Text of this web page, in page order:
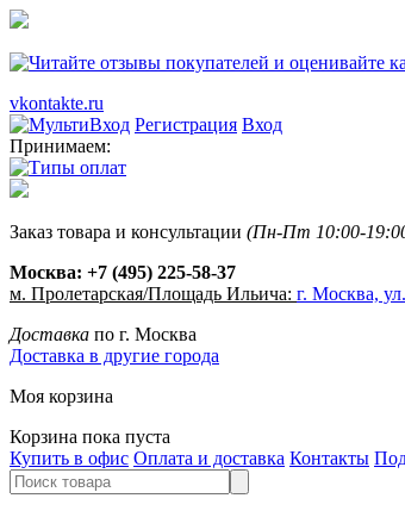
vkontakte.ru
Регистрация Вход
Принимаем:
Заказ товара и консультации (Пн-Пт 10:00-
Москва: +7 (495) 225-58-37
м. Пролетарская/Площадь Ильича: г. Москва,
Доставка по г. Москва
Доставка в другие города
Моя корзина
Корзина пока пуста
Купить в офис Оплата и доставка Контакты